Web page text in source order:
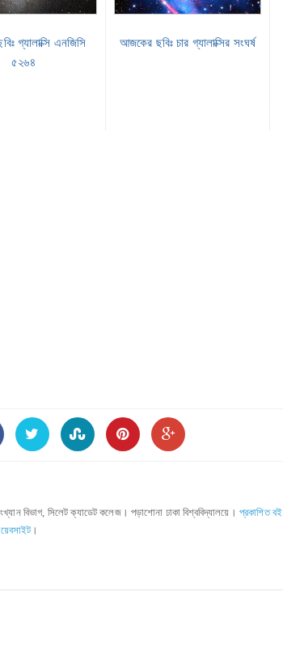
গ্যালাক্সি এনজিসি
৫২৬৪
আজকের ছবিঃ চার গ্যালাক্সির সংঘর্ষ
বিভাগ, সিলেট ক্যাডেট কলেজ। পড়াশোনা ঢাকা বিশ্ববিদ্যালয়ে। প্রকাশিত বই
।